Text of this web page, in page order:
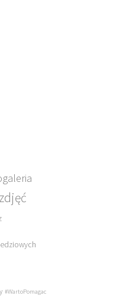
#WartoPomagac